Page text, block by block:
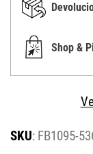
Shop &
: FB1095-